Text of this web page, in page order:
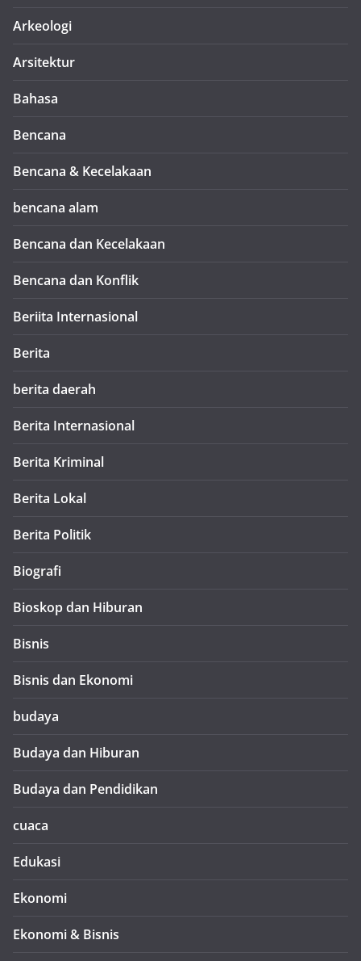
Arkeologi
Arsitektur
Bahasa
Bencana
Bencana & Kecelakaan
bencana alam
Bencana dan Kecelakaan
Bencana dan Konflik
Beriita Internasional
Berita
berita daerah
Berita Internasional
Berita Kriminal
Berita Lokal
Berita Politik
Biografi
Bioskop dan Hiburan
Bisnis
Bisnis dan Ekonomi
budaya
Budaya dan Hiburan
Budaya dan Pendidikan
cuaca
Edukasi
Ekonomi
Ekonomi & Bisnis